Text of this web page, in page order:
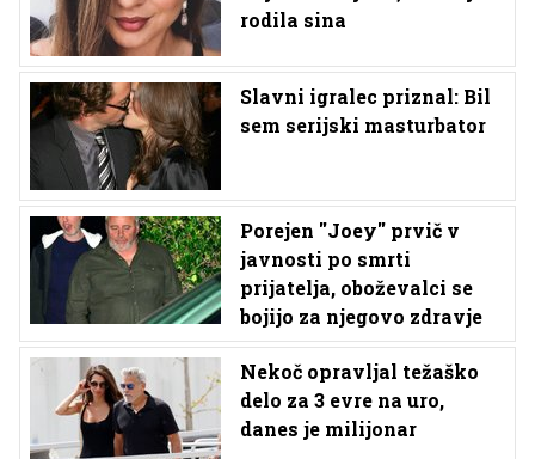
rodila sina
Slavni igralec priznal: Bil
sem serijski masturbator
Porejen ''Joey'' prvič v
javnosti po smrti
prijatelja, oboževalci se
bojijo za njegovo zdravje
Nekoč opravljal težaško
delo za 3 evre na uro,
danes je milijonar